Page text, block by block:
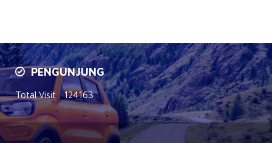
PENGUNJUNG
Total Visit :124163